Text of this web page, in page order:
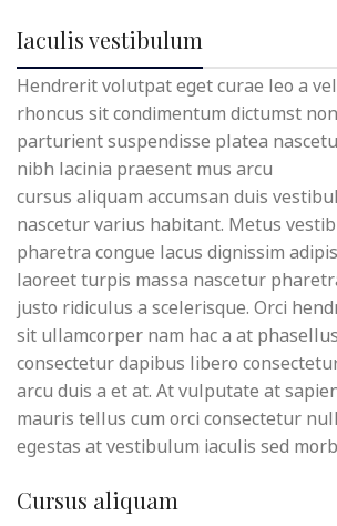
Iaculis vestibulum
Hendrerit volutpat eget curae leo a
rhoncus sit condimentum dictumst
parturient suspendisse platea
nibh lacinia praesent mus arcu
cursus aliquam accumsan duis
nascetur varius habitant. Metus
pharetra congue lacus dignissim
laoreet turpis massa nascetur
justo ridiculus a scelerisque. Orci
sit ullamcorper nam hac a at
consectetur dapibus libero
arcu duis a et at. At vulputate at
mauris tellus cum orci consectetur
egestas at vestibulum iaculis sed
Cursus aliquam